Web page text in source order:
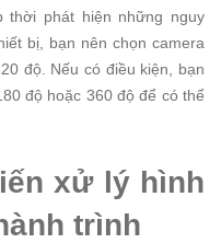
thời phát hiện những nguy
bị, bạn nên chọn camera
độ. Nếu có điều kiện, bạn
độ hoặc 360 độ để có thể
xử lý hình
trình